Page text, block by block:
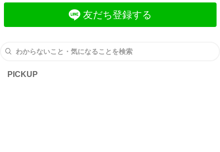
友だち登録する
PICKUP